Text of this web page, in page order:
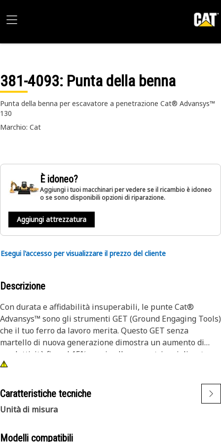
381-4093: Punta della benna
Punta della benna per escavatore a penetrazione Cat® Advansys™
130
Marchio: Cat
È idoneo?
Aggiungi i tuoi macchinari per vedere se il ricambio è idoneo
o se sono disponibili opzioni di riparazione.
Aggiungi attrezzatura
Esegui l'accesso per visualizzare il prezzo del cliente
Descrizione
Con durata e affidabilità insuperabili, le punte Cat®
Advansys™ sono gli strumenti GET (Ground Engaging Tools)
che il tuo ferro da lavoro merita. Questo GET senza
martello di nuova generazione dimostra un aumento di
produttività fino al 15% grazie alla geometria migliorata
della punta e dell'adattatore.
Punte di penetrazione con profilo basso offre capacità di
affilatura, penetrazione e scavo ottimali per tutta la durata
della punta. Inoltre, queste punte originali Cat resistono
conseguente riduzione dei tempi di fermo, dei costi di
Caratteristiche tecniche
Unità di misura
Modelli compatibili